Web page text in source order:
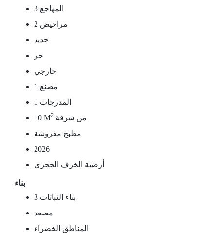
3 المهاجع
2 مراحيض
جديد
حر
خارجي
مصنع 1
1 المدرجات
10 M2 من شرفة
مطبخ مفروشة
2026
أرضية الخزف الحجري
بناء
3 بناء النباتات
مصعد
المناطق الخضراء